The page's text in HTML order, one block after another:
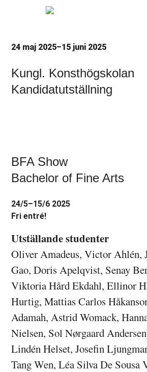
24 maj 2025–15 juni 2025
Kungl. Konsthögskolan
Kandidatutställning
BFA Show
Bachelor of Fine Arts
24/5–15/6 2025
Fri entré!
Utställande studenter
Oliver Amadeus, Victor Ahlén,
Gao, Doris Apelqvist, Senay
Viktoria Hård Ekdahl, Ellinor
Hurtig, Mattias Carlos
Adamah, Astrid Womack,
Nielsen, Sol Nørgaard
Lindén Helset, Josefin
Tang Wen, Léa Silva De Sousa